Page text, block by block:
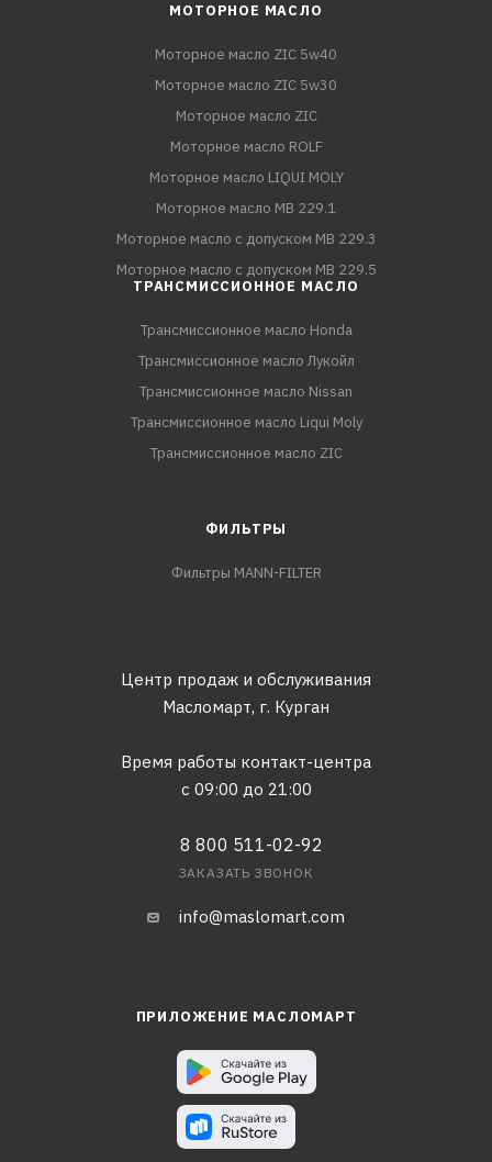
МОТОРНОЕ МАСЛО
Моторное масло ZIC 5w40
Моторное масло ZIC 5w30
Моторное масло ZIC
Моторное масло ROLF
Моторное масло LIQUI MOLY
Моторное масло MB 229.1
Моторное масло с допуском MB 229.3
Моторное масло с допуском MB 229.5
ТРАНСМИССИОННОЕ МАСЛО
Трансмиссионное масло Honda
Трансмиссионное масло Лукойл
Трансмиссионное масло Nissan
Трансмиссионное масло Liqui Moly
Трансмиссионное масло ZIC
ФИЛЬТРЫ
Фильтры MANN-FILTER
Центр продаж и обслуживания
Масломарт, г. Курган
Время работы контакт-центра
с 09:00 до 21:00
8 800 511-02-92
ЗАКАЗАТЬ ЗВОНОК
info@maslomart.com
ПРИЛОЖЕНИЕ МАСЛОМАРТ